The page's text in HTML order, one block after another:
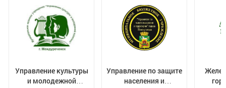
и Дмитрия Соколова, которые до сих пор не
присоединились к команде. Видимо, находятся в
поиске лучшей доли. Выйдя из отпуска, практически
сразу расстался с командой защитник Лев Стариков.
Он перешел в систему омского «Авангарда» в обмен
КХЛ. «Металлург», напомним, всю предсезонку
Управление культуры
и молодежной
Управление по защите
населения и